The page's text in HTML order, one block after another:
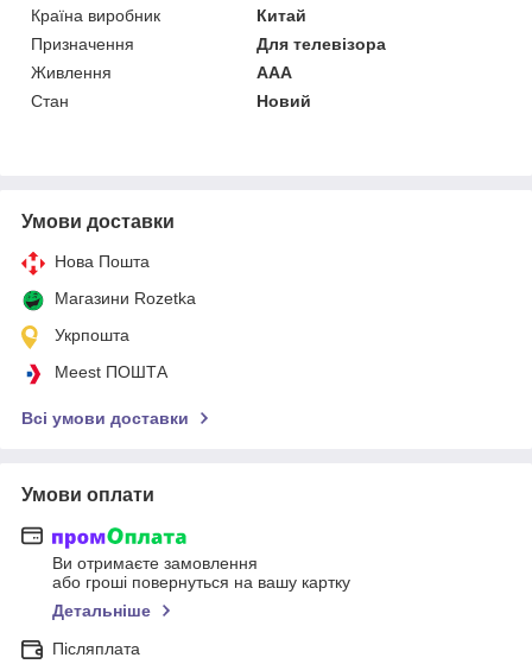
Країна виробник
Китай
Призначення
Для телевізора
Живлення
AAA
Стан
Новий
Умови доставки
Нова Пошта
Магазини Rozetka
Укрпошта
Meest ПОШТА
Всі умови доставки
Умови оплати
Ви отримаєте замовлення
або гроші повернуться на вашу картку
Детальніше
Післяплата